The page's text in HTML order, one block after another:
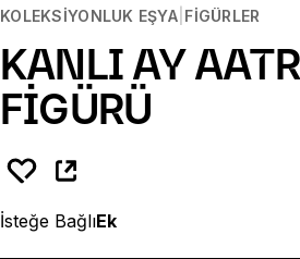
KOLEKSIYONLUK EŞYA FIGÜRLER
KANLI AY
FİGÜRÜ
İsteğe BağlıEk